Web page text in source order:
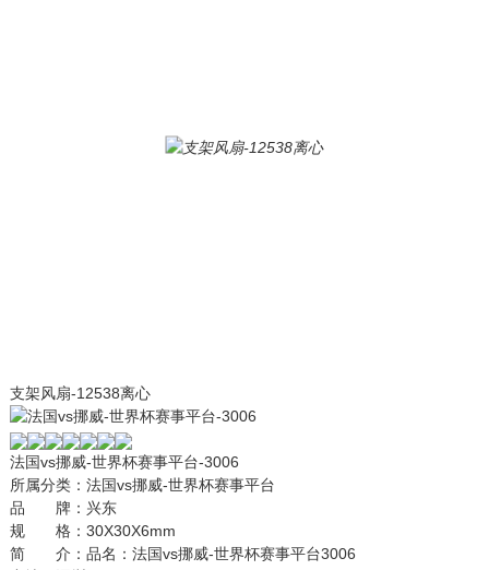
支架风扇-12538离心
法国vs挪威-世界杯赛事平台-3006
所属分类： 法国vs挪威-世界杯赛事平台
品 牌： 兴东
规 格： 30X30X6mm
简 介： 品名：法国vs挪威-世界杯赛事平台3006